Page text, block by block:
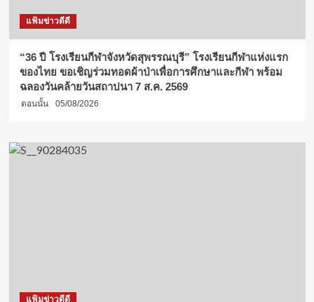
แฟ้มข่าวดีดี
“36 ปี โรงเรียนกีฬาจังหวัดสุพรรณบุรี” โรงเรียนกีฬาแห่งแรก
ของไทย ขอเชิญร่วมทอดผ้าป่าเพื่อการศึกษาและกีฬา พร้อม
ฉลองวันคล้ายวันสถาปนา 7 ส.ค. 2569
ตอนนั้น 05/08/2026
แฟ้มข่าวดีดี